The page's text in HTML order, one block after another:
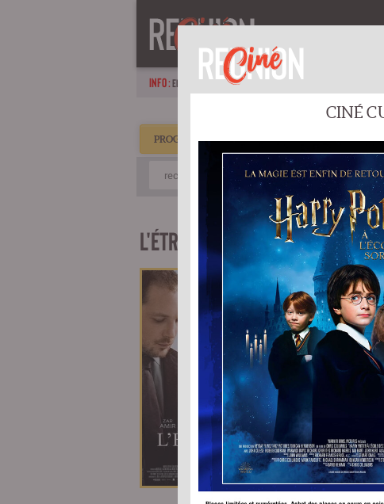
INFO :EN FAMILLE, EN AMOUREUX OU ENTRE AMIS : DES SORTIES
PROGRAMMATION CINÉ CAMBAIE
L'ÉTRANGÈRE
1h41
Sortie à La
Sortie
Genre: Drame
Réalisateur:
Amr
Ebrahimi